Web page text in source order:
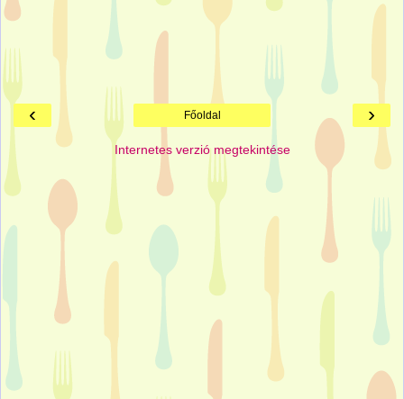
‹ ›
Főoldal
Internetes verzió megtekintése